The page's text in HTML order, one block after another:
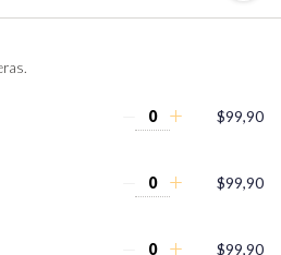
$99,90
$99,90
$99,90